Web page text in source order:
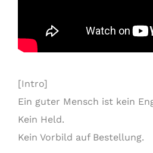
[Intro]
Ein guter Mensch ist kein
Kein Held.
Kein Vorbild auf Bestellung.